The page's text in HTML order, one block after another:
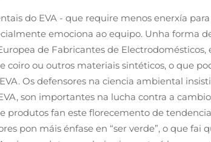
do EVA - que require menos enerxía
emociona ao equipo. Unha forma
de Fabricantes de
coiro ou outros materiais sintéticos, o que
Os defensores na ciencia ambiental
son importantes na lucha contra a
produtos fan este florecemento de
pon máis énfase en “ser verde”, o que fai